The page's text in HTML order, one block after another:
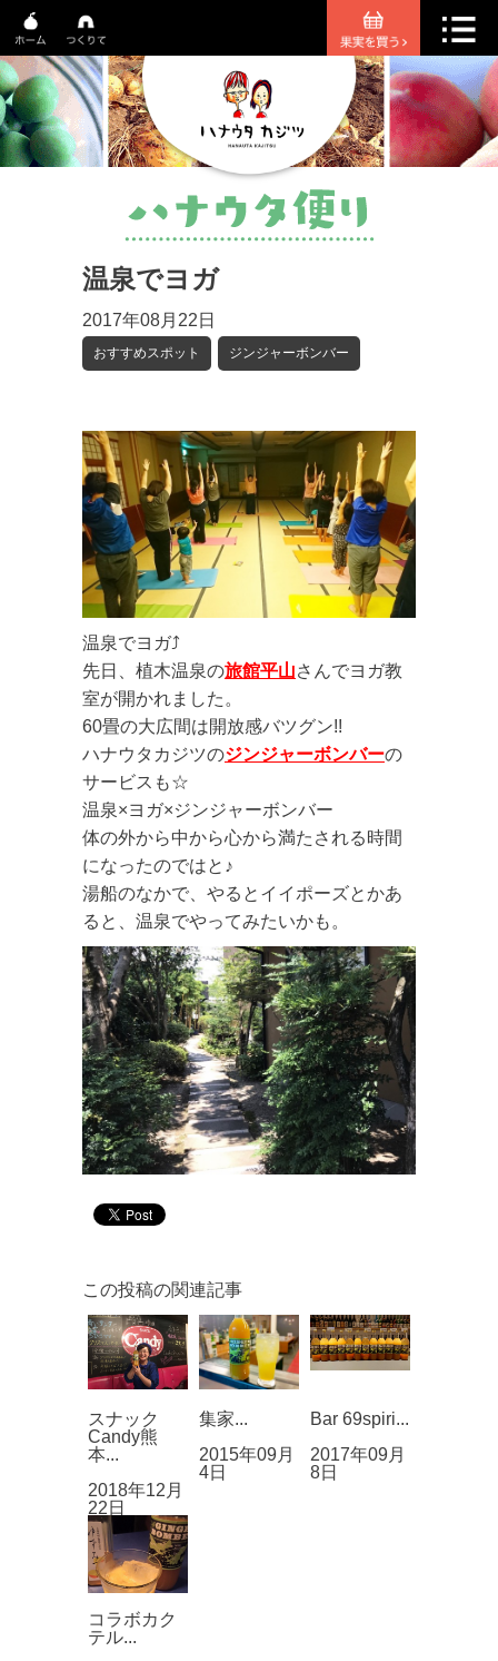
温泉でヨガ
2017年08月22日
おすすめスポット ジンジャーボンバー
温泉でヨガ⤴︎
先日、植木温泉の旅館平山さんでヨガ教
室が開かれました。
60畳の大広間は開放感バツグン!!
ハナウタカジツのジンジャーボンバーの
サービスも☆
温泉×ヨガ×ジンジャーボンバー
体の外から中から心から満たされる時間
になったのではと♪
湯船のなかで、やるとイイポーズとかあ
ると、温泉でやってみたいかも。
この投稿の関連記事
スナック
Candy熊
本...
2018年12月
22日
集家...
2015年09月
4日
Bar 69spiri...
2017年09月
8日
コラボカク
テル...